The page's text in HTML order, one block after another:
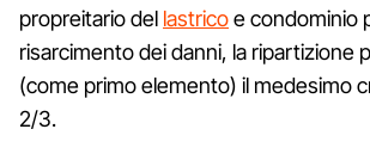
propreitario del lastricoe condominio
risarcimento dei danni, la ripartizione
(come primo elemento) il medesimo
2/3.